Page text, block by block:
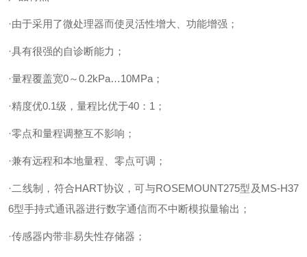
·由于采用了微处理器而使灵活性增大、功能增强；
·具有很强的自诊断能力；
·量程覆盖宽0～0.2kPa…10MPa；
·精度优0.1级，量程比优于40：1；
·零点和量程调整互不影响；
·兼有远程和本地量程、零点可调；
·二线制，符合HART协议，可与ROSEMOUNT275型及MS-H37
6型手持式通讯器进行数字通信而不中断模拟量输出；
·传感器内带非易失性存储器；